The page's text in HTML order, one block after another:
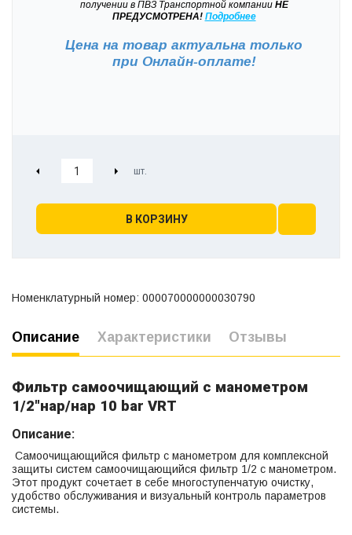
получении в ПВЗ Транспортной компанииНЕ
ПРЕДУСМОТРЕНА! Подробнее
Цена на товар актуальна только
при Онлайн-оплате!
В КОРЗИНУ
Номенклатурный номер: 000070000000030790
Описание Характеристики Отзывы
Фильтр самоочищающий с манометром
1/2"нар/нар 10 bar VRT
Описание:
Самоочищающийся фильтр с манометром для комплексной
защиты систем самоочищающийся фильтр 1/2 с манометром.
Этот продукт сочетает в себе многоступенчатую очистку,
удобство обслуживания и визуальный контроль параметров
системы.